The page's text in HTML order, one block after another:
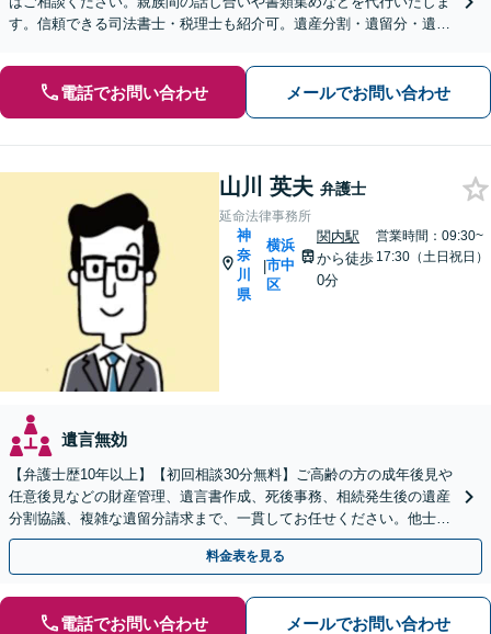
す。信頼できる司法書士・税理士も紹介可。遺産分割・遺留分・遺言
電話でお問い合わせ メールでお問い合わせ
山川 英夫 弁護士
延命法律事務所
神
奈
川
県
|
横浜
市中
区
関内駅
から徒歩
0分
営業時間：09:30~
17:30（土日祝日）
遺言無効
【弁護士歴10年以上】【初回相談30分無料】ご高齢の方の成年後見や
任意後見などの財産管理、遺言書作成、死後事務、相続発生後の遺産
分割協議、複雑な遺留分請求まで、一貫してお任せください。他士業
との連携力を活かした最適解の追求【WEB面談対応】
料金表を見る
電話でお問い合わせ メールでお問い合わせ